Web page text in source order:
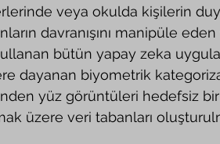
veya okulda kişilerin
davranışını manipüle
bütün yapay zeka
dayanan biyometrik
yüz görüntüleri hedefsiz
üzere veri tabanları